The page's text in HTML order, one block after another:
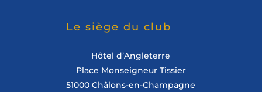
Le siège du club
Hôtel d’Angleterre
Place Monseigneur Tissier
51000 Châlons-en-Champagne